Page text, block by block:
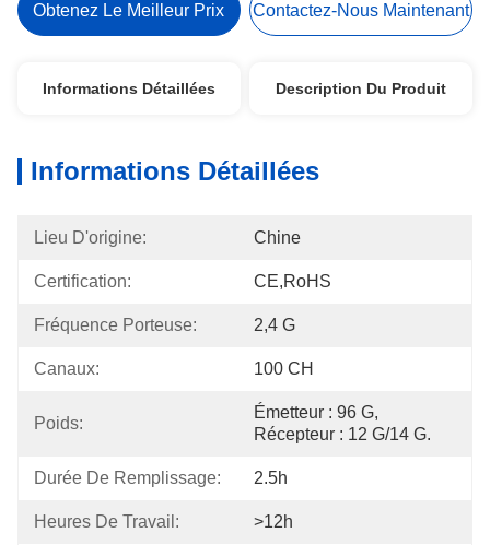
Obtenez Le Meilleur Prix Contactez-Nous Maintenant
Informations Détaillées Description Du Produit
Informations Détaillées
Lieu D'origine: Chine
Certification: CE,RoHS
Fréquence Porteuse: 2,4 G
Canaux: 100 CH
Poids:
Émetteur : 96 G,
Récepteur : 12 G/14 G.
Durée De Remplissage: 2.5h
Heures De Travail: >12h